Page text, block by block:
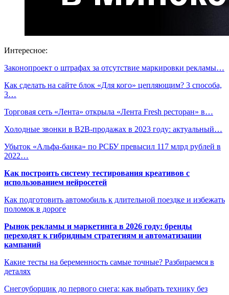
Интересное:
Законопроект о штрафах за отсутствие маркировки рекламы…
Как сделать на сайте блок «Для кого» цепляющим? 3 способа,
3…
Торговая сеть «Лента» открыла «Лента Fresh ресторан» в…
Холодные звонки в B2B-продажах в 2023 году: актуальный…
Убыток «Альфа-банка» по РСБУ превысил 117 млрд рублей в
2022…
Как построить систему тестирования креативов с
использованием нейросетей
Как подготовить автомобиль к длительной поездке и избежать
поломок в дороге
Рынок рекламы и маркетинга в 2026 году: бренды
переходят к гибридным стратегиям и автоматизации
кампаний
Какие тесты на беременность самые точные? Разбираемся в
деталях
Снегоуборщик до первого снега: как выбрать технику без